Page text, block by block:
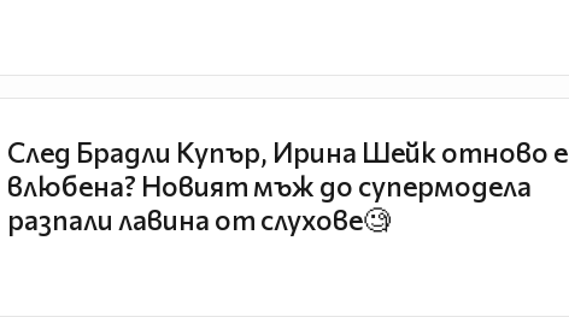
След Брадли Купър, Ирина Шейк отново е
влюбена? Новият мъж до супермодела
разпали лавина от слухове🧐